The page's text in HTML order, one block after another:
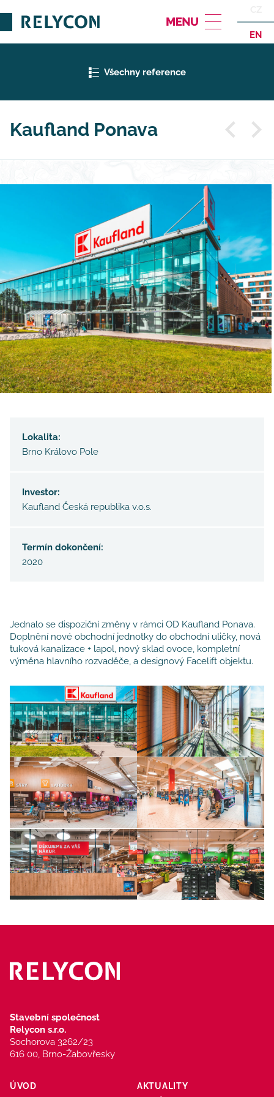
EN
Všechny reference
Kaufland Ponava
Lokalita:
Brno Královo Pole
Investor:
Kaufland Česká republika v.o.s.
Termín dokončení:
2020
Jednalo se dispoziční změny v rámci OD Kaufland Ponava.
Doplnění nové obchodní jednotky do obchodní uličky, nová
tuková kanalizace + lapol, nový sklad ovoce, kompletní
výměna hlavního rozvaděče, a designový Facelift objektu.
Stavební společnost
Relycon s.r.o.
Sochorova 3262/23
616 00, Brno-Žabovřesky
ÚVOD
AKTUALITY